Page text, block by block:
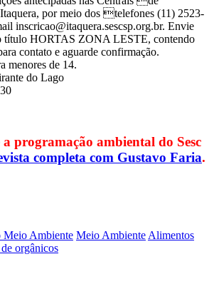
por meio dos telefones (11) 2523-
inscricao@itaquera.sescsp.org.br. Envie
título HORTAS ZONA LESTE, contendo
contato e aguarde confirmação.
menores de 14.
do Lago
a programação ambiental do Sesc
completa com Gustavo Faria.
Ambiente Meio Ambiente Alimentos
orgânicos